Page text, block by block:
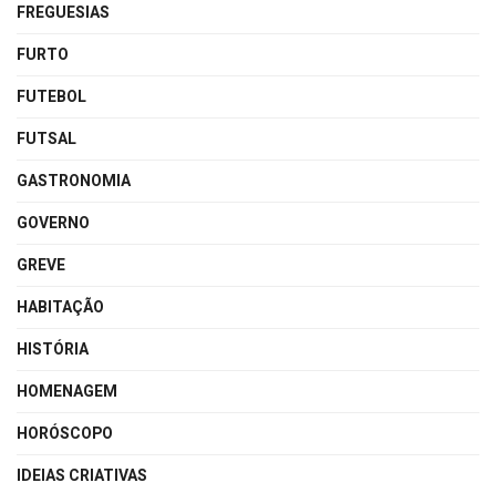
FREGUESIAS
FURTO
FUTEBOL
FUTSAL
GASTRONOMIA
GOVERNO
GREVE
HABITAÇÃO
HISTÓRIA
HOMENAGEM
HORÓSCOPO
IDEIAS CRIATIVAS